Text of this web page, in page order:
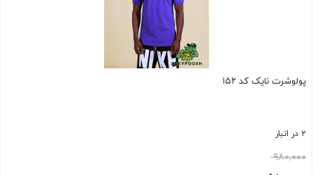
پولوشرت نایک کد ۱۵۲
۲ در انبار
۹۸۰,۰۰۰قیمت